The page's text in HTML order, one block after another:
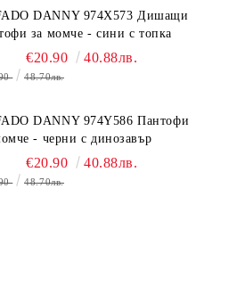
DANNY 974X573 Дишащи
за момче - сини с топка
€20.90 40.88лв.
48.70лв.
DANNY 974Y586 Пантофи
- черни с динозавър
€20.90 40.88лв.
48.70лв.